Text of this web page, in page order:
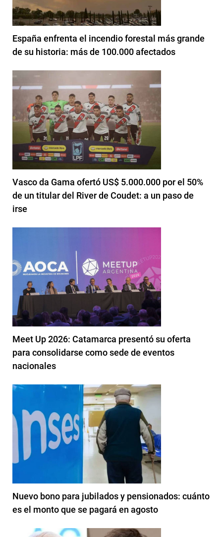
España enfrenta el incendio forestal más grande
de su historia: más de 100.000 afectados
Vasco da Gama ofertó US$ 5.000.000 por el 50%
de un titular del River de Coudet: a un paso de
irse
Meet Up 2026: Catamarca presentó su oferta
para consolidarse como sede de eventos
nacionales
Nuevo bono para jubilados y pensionados: cuánto
es el monto que se pagará en agosto